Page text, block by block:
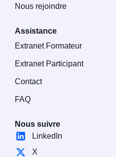
Nous rejoindre
Assistance
Extranet Formateur
Extranet Participant
Contact
FAQ
Nous suivre
LinkedIn
X